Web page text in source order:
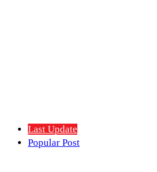
Last Update
Popular Post